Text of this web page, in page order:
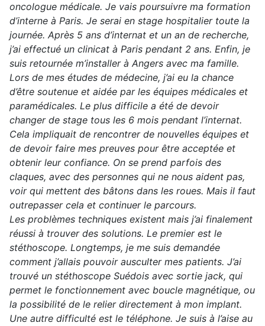
oncologue médicale. Je vais poursuivre ma formation
d’interne à Paris. Je serai en stage hospitalier toute la
journée. Après 5 ans d’internat et un an de recherche,
j’ai effectué un clinicat à Paris pendant 2 ans. Enfin, je
suis retournée m’installer à Angers avec ma famille.
Lors de mes études de médecine, j’ai eu la chance
d’être soutenue et aidée par les équipes médicales et
paramédicales. Le plus difficile a été de devoir
changer de stage tous les 6 mois pendant l’internat.
Cela impliquait de rencontrer de nouvelles équipes et
de devoir faire mes preuves pour être acceptée et
obtenir leur confiance. On se prend parfois des
claques, avec des personnes qui ne nous aident pas,
voir qui mettent des bâtons dans les roues. Mais il faut
outrepasser cela et continuer le parcours.
Les problèmes techniques existent mais j’ai finalement
réussi à trouver des solutions. Le premier est le
stéthoscope. Longtemps, je me suis demandée
comment j’allais pouvoir ausculter mes patients. J’ai
trouvé un stéthoscope Suédois avec sortie jack, qui
permet le fonctionnement avec boucle magnétique, ou
la possibilité de le relier directement à mon implant.
Une autre difficulté est le téléphone. Je suis à l’aise au